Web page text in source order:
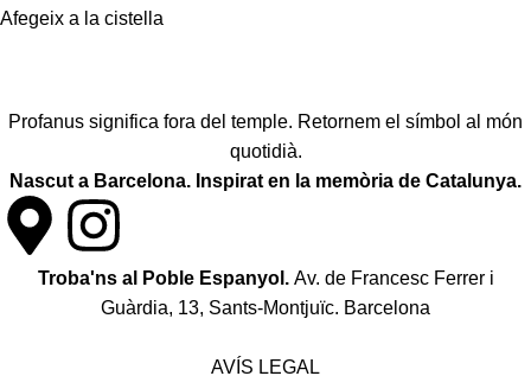
Afegeix a la cistella
Profanus significa fora del temple. Retornem el símbol al món
quotidià.
Nascut a Barcelona. Inspirat en la memòria de Catalunya.
Troba'ns al Poble Espanyol. Av. de Francesc Ferrer i
Guàrdia, 13, Sants-Montjuïc. Barcelona
AVÍS LEGAL